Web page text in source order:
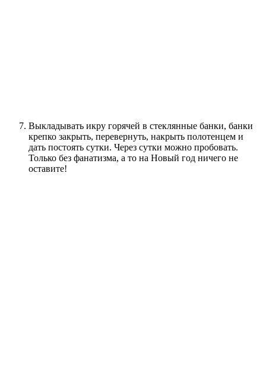
Выкладывать икру горячей в стеклянные банки, банки
крепко закрыть, перевернуть, накрыть полотенцем и
дать постоять сутки. Через сутки можно пробовать.
Только без фанатизма, а то на Новый год ничего не
оставите!